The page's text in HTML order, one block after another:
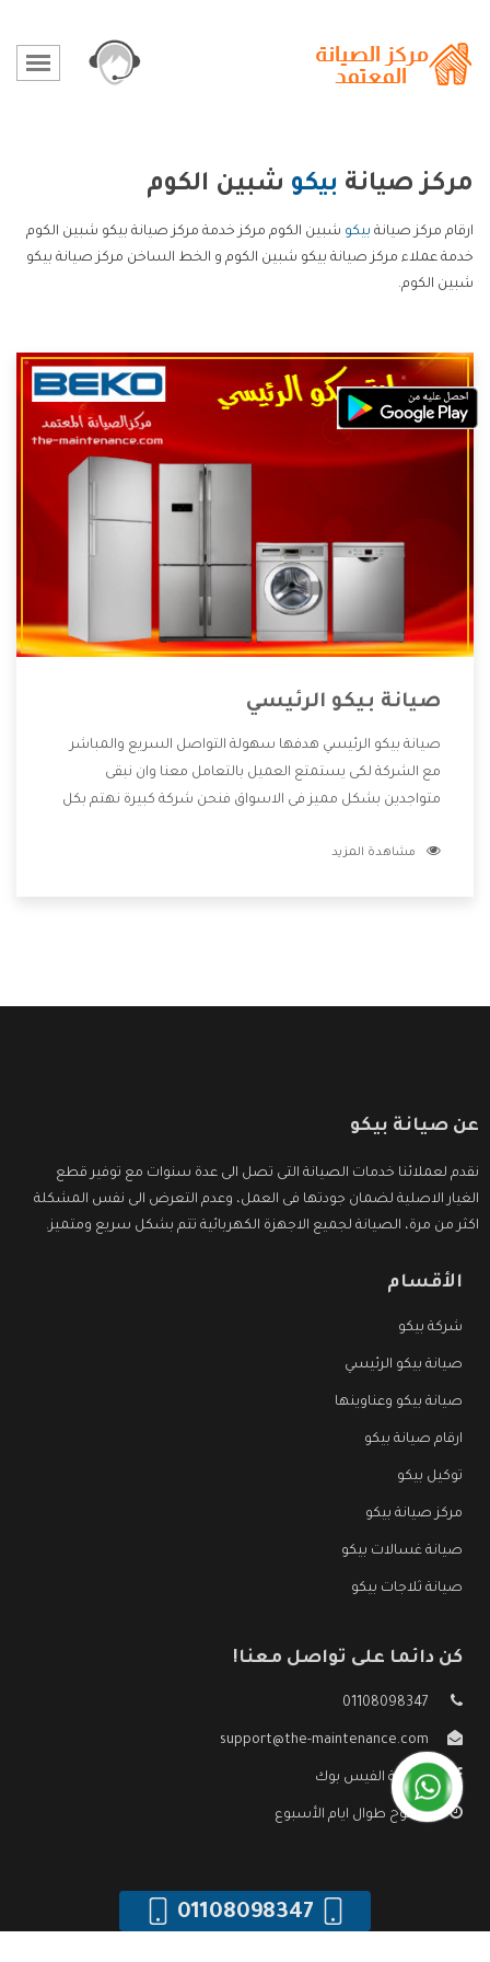
مركز صيانة بيكو شبين الكوم
ارقام مركز صيانة بيكو شبين الكوم مركز خدمة مركز صيانة بيكو شبين الكوم
خدمة عملاء مركز صيانة بيكو شبين الكوم و الخط الساخن مركز صيانة بيكو
شبين الكوم.
صيانة بيكو الرئيسي
صيانة بيكو الرئيسي هدفها سهولة التواصل السريع والمباشر
مع الشركة لكى يستمتع العميل بالتعامل معنا وان نبقى
متواجدين بشكل مميز فى الاسواق فنحن شركة كبيرة نهتم بكل
الشركة بها والتى تكون منها خدمة الصيانة التى تكون من أهم
مشاهدة المزيد
عن صيانة بيكو
نقدم لعملائنا خدمات الصيانة التى تصل الى عدة سنوات مع توفير قطع
الغيار الاصلية لضمان جودتها فى العمل، وعدم التعرض الى نفس المشكلة
اكثر من مرة، الصيانة لجميع الاجهزة الكهربائية تتم بشكل سريع ومتميز.
الأقسام
شركة بيكو
صيانة بيكو الرئيسي
صيانة بيكو وعناوينها
ارقام صيانة بيكو
توكيل بيكو
مركز صيانة بيكو
صيانة غسالات بيكو
صيانة ثلاجات بيكو
كن دائما على تواصل معنا!
01108098347
support@the-maintenance.com
صفحة الفيس بوك
مفتوح طوال ايام الأسبوع
01108098347